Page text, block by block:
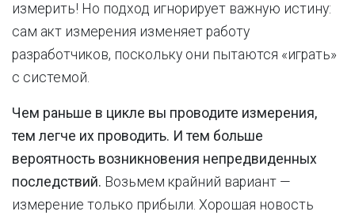
измерить! Но подход игнорирует важную истину:
сам акт измерения изменяет работу
разработчиков, поскольку они пытаются «играть»
с системой.
Чем раньше в цикле вы проводите измерения,
тем легче их проводить. И тем больше
вероятность возникновения непредвиденных
последствий. Возьмем крайний вариант —
измерение только прибыли. Хорошая новость